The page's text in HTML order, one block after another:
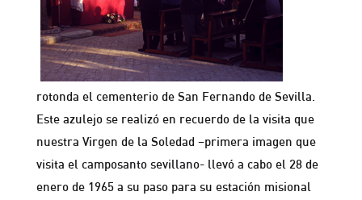
rotonda el cementerio de San Fernando de Sevilla.
Este azulejo se realizó en recuerdo de la visita que
nuestra Virgen de la Soledad –primera imagen que
visita el camposanto sevillano- llevó a cabo el 28 de
enero de 1965 a su paso para su estación misional